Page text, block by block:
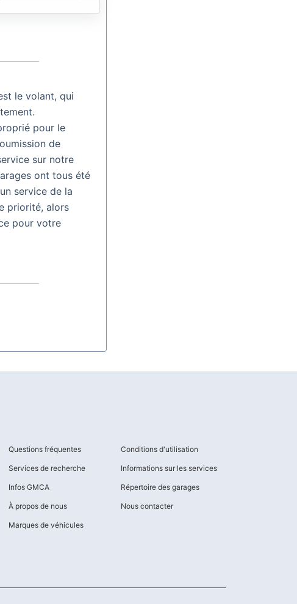
le volant, qui
pour le
de
sur notre
ont tous été
service de la
priorité, alors
pour votre
Questions fréquentes Conditions d'utilisation
Services de recherche Informations sur les services
Infos GMCA Répertoire des garages
À propos de nous Nous contacter
Marques de véhicules